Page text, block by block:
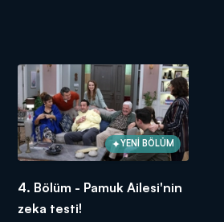
YENİ BÖLÜM
4. Bölüm - Pamuk Ailesi'nin
zeka testi!